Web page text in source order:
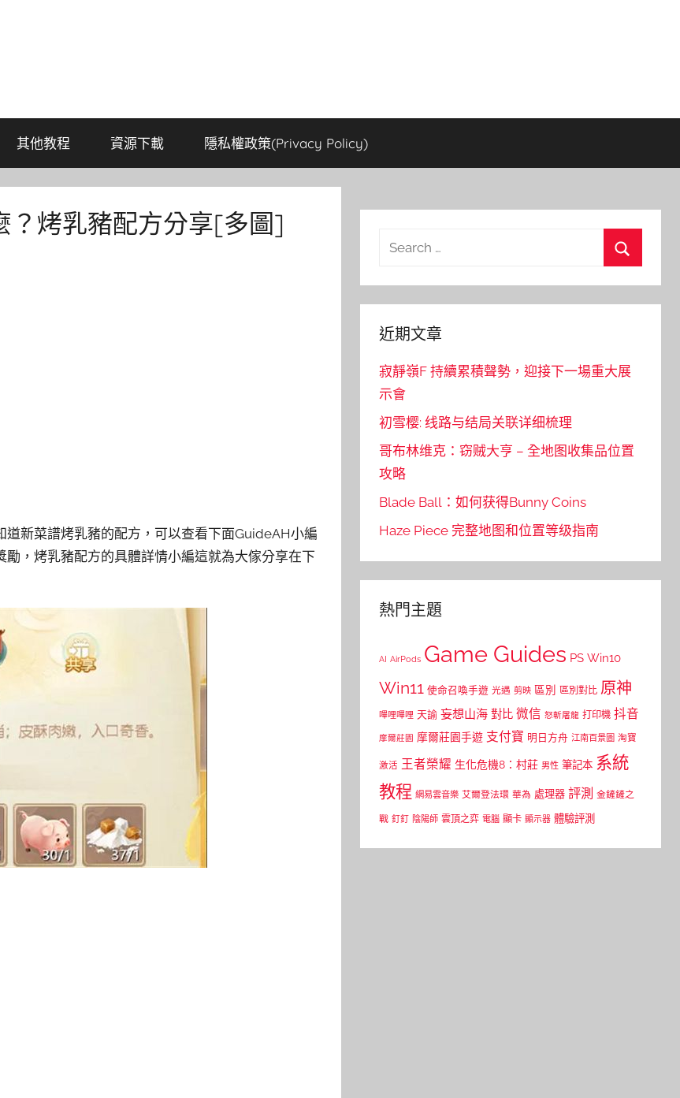
其他教程 資源下載 隱私權政策(Privacy Policy)
？烤乳豬配方分享[多圖]
新菜譜烤乳豬的配方，可以查看下面GuideAH小編
，烤乳豬配方的具體詳情小編這就為大傢分享在下
Search
近期文章
寂靜嶺F 持續累積聲勢，迎接下一場重大展
示會
初雪樱: 线路与结局关联详细梳理
哥布林维克：窃贼大亨 – 全地图收集品位置
攻略
Blade Ball：如何获得Bunny Coins
Haze Piece 完整地图和位置等级指南
熱門主題
AI AirPods Game Guides PS Win10
Win11 使命召喚手遊 光遇 剪映 區別 區別對比 原神
嗶哩嗶哩 天諭 妄想山海 對比 微信 怒斬屠龍 打印機 抖音
摩爾莊園 摩爾莊園手遊 支付寶 明日方舟 江南百景圖 淘寶
激活 王者榮耀 生化危機8：村莊 男性 筆記本 系統
教程 網易雲音樂 艾爾登法環 華為 處理器 評測 金鏟鏟之
戰 釘釘 陰陽師 雲頂之弈 電腦 顯卡 顯示器 體驗評測